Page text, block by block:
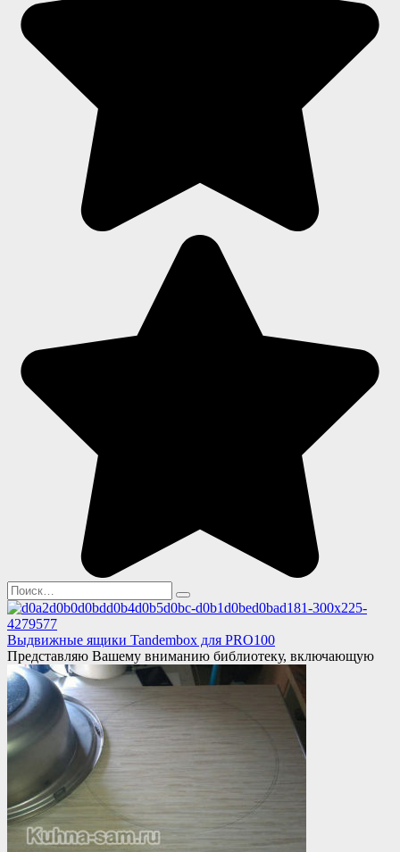
Search
for:
Выдвижные ящики Tandembox для PRO100
Представляю Вашему вниманию библиотеку, включающую